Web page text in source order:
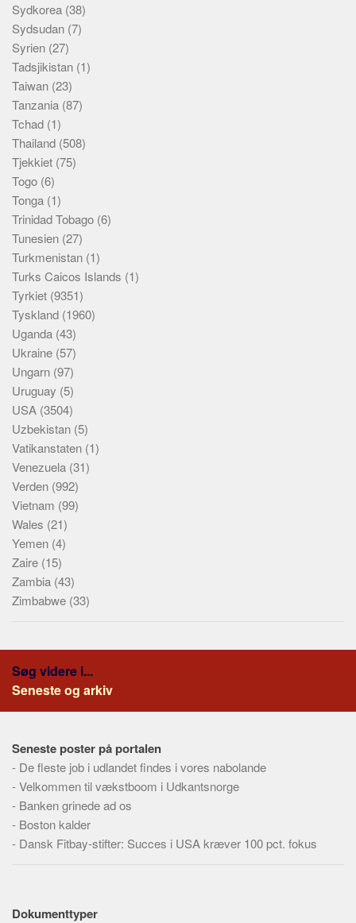
Sydkorea (38)
Sydsudan (7)
Syrien (27)
Tadsjikistan (1)
Taiwan (23)
Tanzania (87)
Tchad (1)
Thailand (508)
Tjekkiet (75)
Togo (6)
Tonga (1)
Trinidad Tobago (6)
Tunesien (27)
Turkmenistan (1)
Turks Caicos Islands (1)
Tyrkiet (9351)
Tyskland (1960)
Uganda (43)
Ukraine (57)
Ungarn (97)
Uruguay (5)
USA (3504)
Uzbekistan (5)
Vatikanstaten (1)
Venezuela (31)
Verden (992)
Vietnam (99)
Wales (21)
Yemen (4)
Zaire (15)
Zambia (43)
Zimbabwe (33)
Søg videre i...
Seneste og arkiv
Seneste poster på portalen
- De fleste job i udlandet findes i vores nabolande
-Velkommen til vækstboom i Udkantsnorge
- Banken grinede ad os
- Boston kalder
- Dansk Fitbay-stifter: Succes i USA kræver 100 pct. fokus
Dokumenttyper